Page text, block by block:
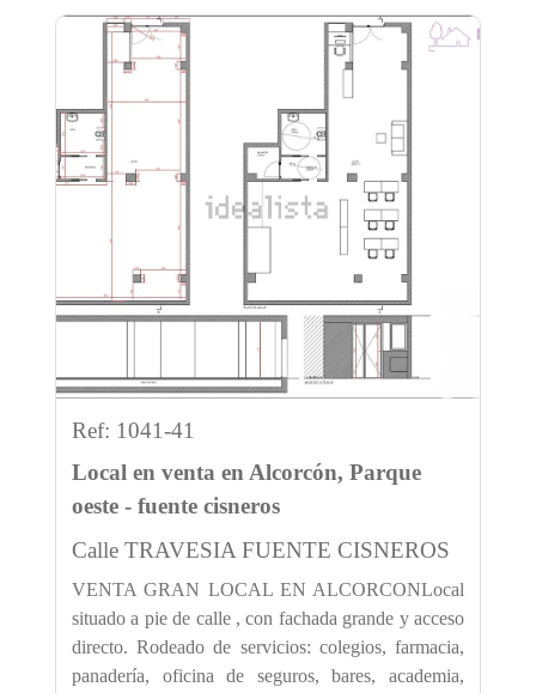
Ref: 1041-41
Local en venta en Alcorcón, Parque
oeste - fuente cisneros
Calle TRAVESIA FUENTE CISNEROS
VENTA GRAN LOCAL EN ALCORCONLocal
situado a pie de calle , con fachada grande y acceso
directo. Rodeado de servicios: colegios, farmacia,
panadería, oficina de seguros, bares, academia,